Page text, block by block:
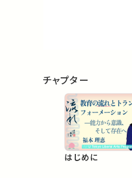
チャプター
はじめに